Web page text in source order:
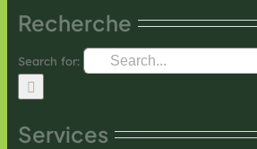
Recherche
Search for:
Services